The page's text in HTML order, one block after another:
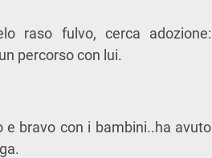
raso fulvo, cerca adozione:
percorso con lui.
e bravo con i bambini..ha avuto